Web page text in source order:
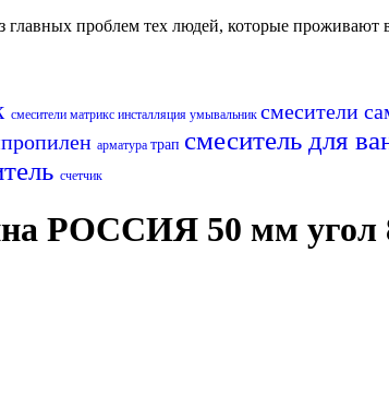
главных проблем тех людей, которые
смесители матрикс инсталляция умывальник смесители
арматура трап смеситель для
счетчик
РОССИЯ 50 мм угол